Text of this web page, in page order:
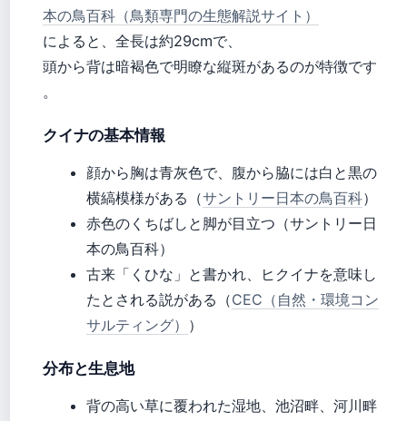
本の鳥百科（鳥類専門の生態解説サイト）
によると、全長は約29cmで、
頭から背は暗褐色で明瞭な縦斑があるのが特徴です
。
クイナの基本情報
顔から胸は青灰色で、腹から脇には白と黒の
横縞模様がある（サントリー日本の鳥百科）
赤色のくちばしと脚が目立つ（サントリー日
本の鳥百科）
古来「くひな」と書かれ、ヒクイナを意味し
たとされる説がある（CEC（自然・環境コン
サルティング） ）
分布と生息地
背の高い草に覆われた湿地、池沼畔、河川畔